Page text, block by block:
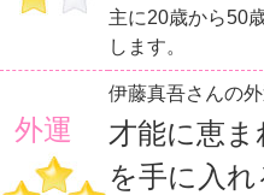
主に20歳から50
します。
外運
伊藤真吾さんの
才能に恵
を手に入れ